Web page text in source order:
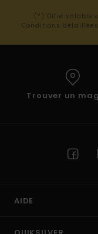
(*) Offre valable
Conditions
Trouver un
AIDE